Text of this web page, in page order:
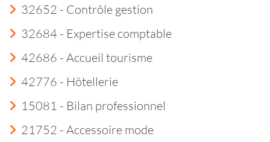
32652 - Contrôle gestion
32684 - Expertise comptable
42686 - Accueil tourisme
42776 - Hôtellerie
15081 - Bilan professionnel
21752 - Accessoire mode